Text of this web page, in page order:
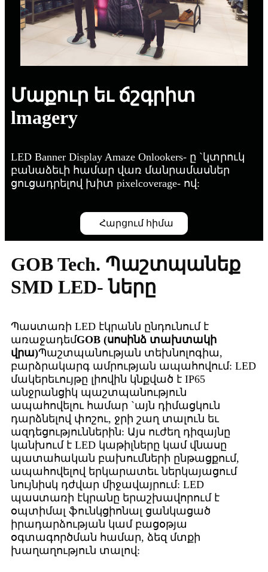
Մաքուր եւ ճշգրիտ
lmagery
LED Banner Display Amaze Onlookers- ը `կտրուկ
բանաձեւի համար վառ մանրամասներ
ցուցադրելով խիտ pixelcoverage- ով:
Հարցում հիմա
GOB Tech. Պաշտպանեք
SMD LED- ները
Պաստառի LED էկրանն ընդունում է
առաջադեմGOB (սոսինձ տախտակի
վրա)Պաշտպանության տեխնոլոգիա,
բարձրակարգ ամրության ապահովում: LED
մակերեւույթը լիովին կնքված է IP65
անջրանցիկ պաշտպանություն
ապահովելու համար `այն դիմացկուն
դարձնելով փոշու, ջրի շաղ տալուն եւ
ազդեցություններին: Այս ուժեղ դիզայնը
կանխում է LED կաթիլները կամ վնասը
պատահական բախումների ընթացքում,
ապահովելով երկարատեւ ներկայացում
նույնիսկ դժվար միջավայրում: LED
պաստառի էկրանը երաշխավորում է
օպտիմալ ֆունկցիոնալ ցանկացած
իրադարձության կամ բացօթյա
օգտագործման համար, ձեզ մտքի
խաղաղություն տալով: